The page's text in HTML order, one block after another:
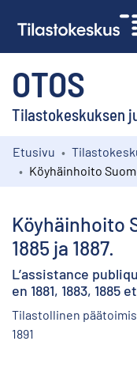
OTOS
Tilastokeskuksen
Kokoelmat
Etusivu
Köyhäinhoito
1885 ja 1887.
L’assistance
en 1881, 1883, 1885
Tilastollinen
1891